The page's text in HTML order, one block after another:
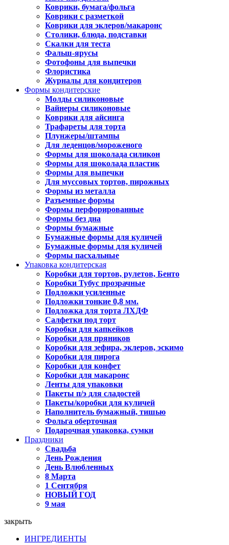
Коврики, бумага/фольга
Коврики с разметкой
Коврики для эклеров/макаронс
Столики, блюда, подставки
Скалки для теста
Фальш-ярусы
Фотофоны для выпечки
Флористика
Журналы для кондитеров
Формы кондитерские
Молды силиконовые
Вайнеры силиконовые
Коврики для айсинга
Трафареты для торта
Плунжеры/штампы
Для леденцов/мороженого
Формы для шоколада силикон
Формы для шоколада пластик
Формы для выпечки
Для муссовых тортов, пирожных
Формы из металла
Разъемные формы
Формы перфорированные
Формы без дна
Формы бумажные
Бумажные формы для куличей
Бумажные формы для куличей
Формы пасхальные
Упаковка кондитерская
Коробки для тортов, рулетов, Бенто
Коробки Тубус прозрачные
Подложки усиленные
Подложки тонкие 0,8 мм.
Подложка для торта ЛХДФ
Салфетки под торт
Коробки для капкейков
Коробки для пряников
Коробки для зефира, эклеров, эскимо
Коробки для пирога
Коробки для конфет
Коробки для макаронс
Ленты для упаковки
Пакеты п/э для сладостей
Пакеты/коробки для куличей
Наполнитель бумажный, тишью
Фольга оберточная
Подарочная упаковка, сумки
Праздники
Свадьба
День Рождения
День Влюбленных
8 Марта
1 Сентября
НОВЫЙ ГОД
9 мая
закрыть
ИНГРЕДИЕНТЫ